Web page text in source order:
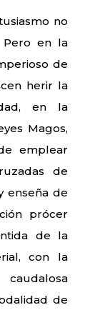
no
Pero en la
de
herir la
en la
Magos,
emplear
de
enseña de
prócer
de la
con la
de